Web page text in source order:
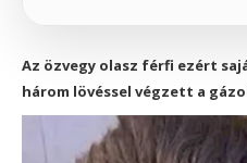
Az özvegy olasz férfi ezért
három lövéssel végzett a